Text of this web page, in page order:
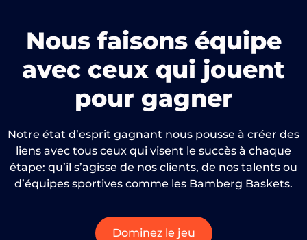
Nous faisons équipe
avec ceux qui jouent
pour gagner
Notre état d’esprit gagnant nous pousse à créer des
liens avec tous ceux qui visent le succès à chaque
étape: qu’il s’agisse de nos clients, de nos talents ou
d’équipes sportives comme les Bamberg Baskets.
Dominez le jeu